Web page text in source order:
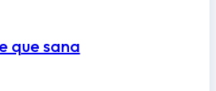
que sana